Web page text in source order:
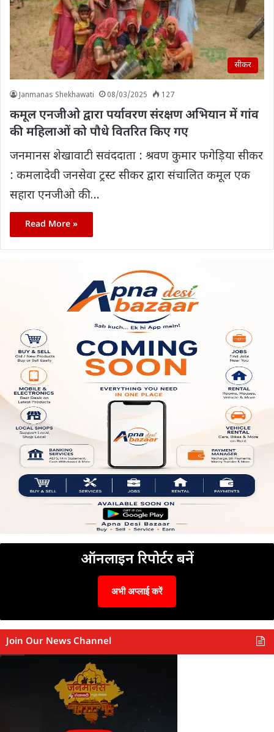
सीकर
Janmanas Shekhawati 08/03/2025 127
कमूल एनजीओ द्वारा पर्यावरण संरक्षण अभियान में गांव
की महिलाओं को पौधे वितरित किए गए
जनमानस शेखावाटी सवंददाता : श्रवण कुमार फगेड़िया सीकर
: कमलादेवी जनसेवा ट्रस्ट सीकर द्वारा संचालित कमूल एक
सहारा एनजीओ की…
Read More »
ऑनलाइन रिपोर्टर बनें
अभी अप्लाई करें
Join Our News Channel